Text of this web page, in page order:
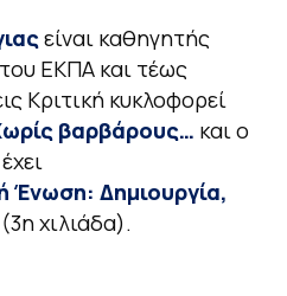
είναι καθηγητής
ΕΚΠΑ και τέως
Κριτική κυκλοφορεί
βαρβάρους… και ο
Ένωση: Δημιουργία,
(3η χιλιάδα).